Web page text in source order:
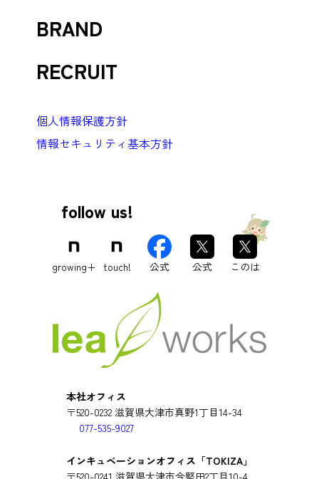
リーフワークスについて
会社概要
グループ会社
BRAND
ブランド一覧
アフィリコード
マルゴート
時座 -TOKIZA-
RECRUIT
働き方・評価
募集職種
個人情報保護方針
情報セキュリティ基本方針
follow us!
growing+ touch! 公式 公式 このは
本社オフィス
〒520-0232 滋賀県大津市真野1丁目14-34
077-535-9027
インキュベーションオフィス「TOKIZA」
〒520-0241 滋賀県大津市今堅田2丁目10-4